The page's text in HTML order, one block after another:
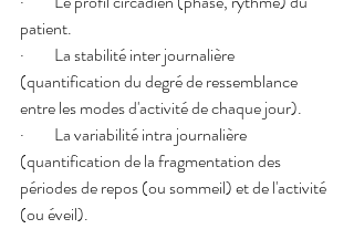
patient.
·         La stabilité inter journalière
(quantification du degré de ressemblance
entre les modes d'activité de chaque jour).
·         La variabilité intra journalière
(quantification de la fragmentation des
périodes de repos (ou sommeil) et de l'activité
(ou éveil).